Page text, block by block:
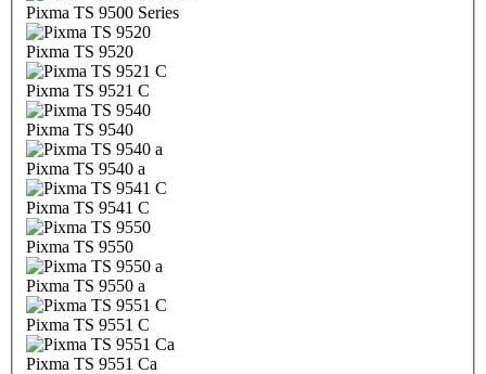
Pixma TS 9500 Series
Pixma TS 9520
Pixma TS 9521 C
Pixma TS 9540
Pixma TS 9540 a
Pixma TS 9541 C
Pixma TS 9550
Pixma TS 9550 a
Pixma TS 9551 C
Pixma TS 9551 Ca